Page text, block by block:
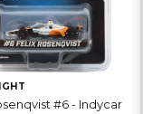
#6 - Indycar